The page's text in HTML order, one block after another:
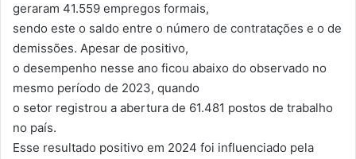
geraram 41.559 empregos formais,
sendo este o saldo entre o número de contratações e o de
demissões. Apesar de positivo,
o desempenho nesse ano ficou abaixo do observado no
mesmo período de 2023, quando
o setor registrou a abertura de 61.481 postos de trabalho
no país.
Esse resultado positivo em 2024 foi influenciado pela